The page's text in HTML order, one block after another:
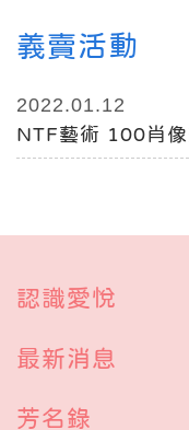
義賣活動
2022.01.12
NTF藝術 100肖
度公益拍賣
認識愛悅
最新消息
芳名錄